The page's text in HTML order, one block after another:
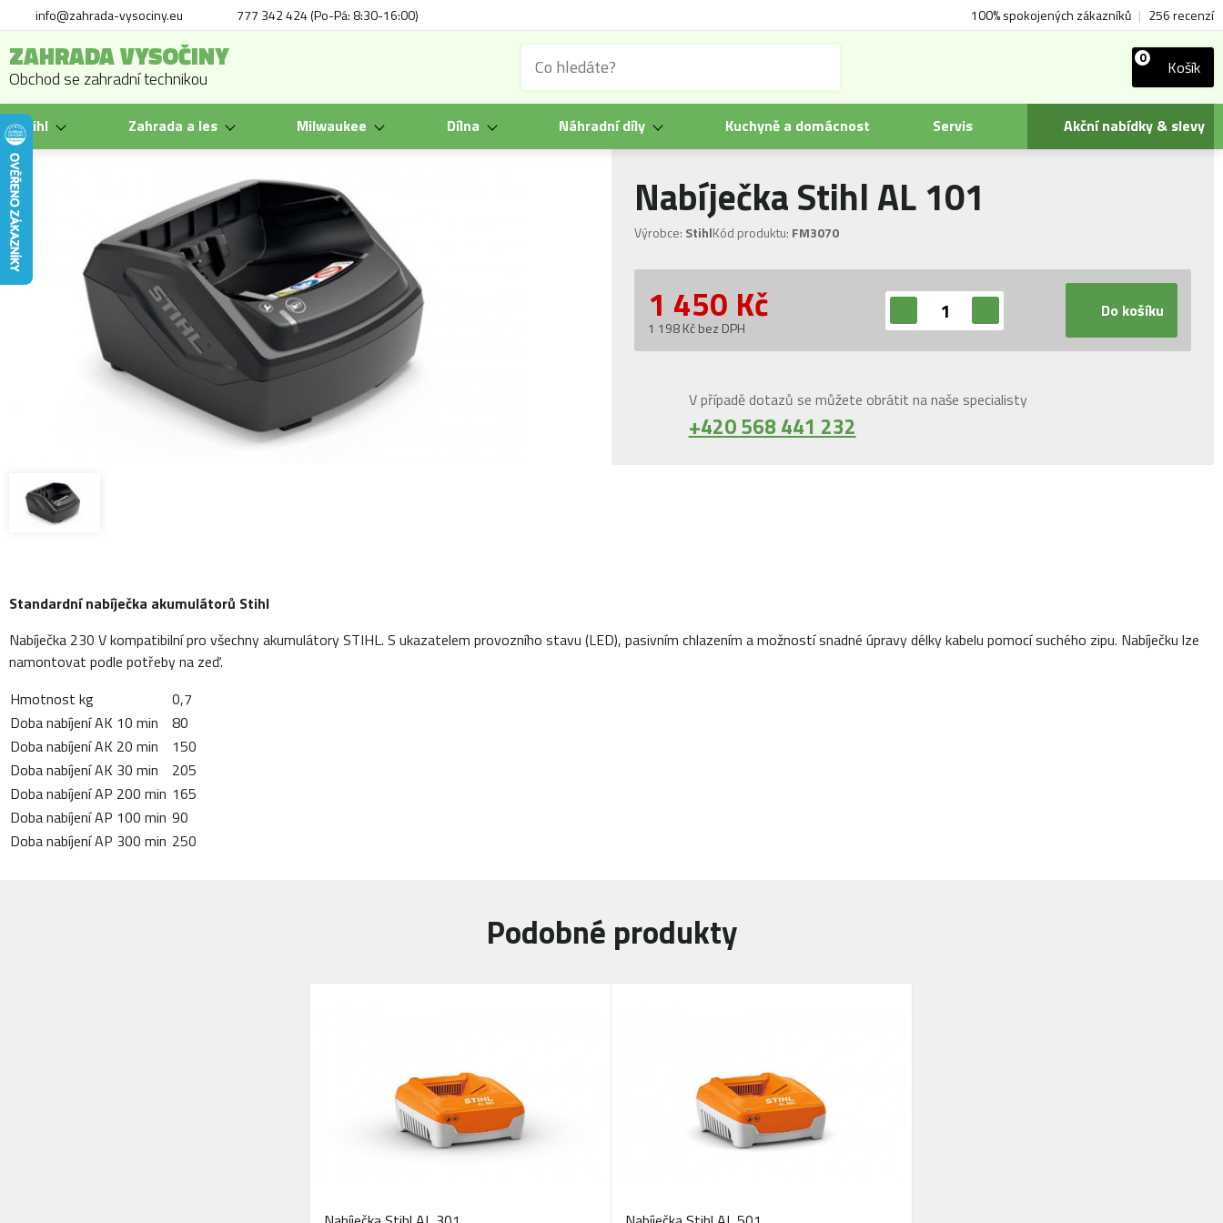
info@zahrada-vysociny.eu 777 342 424 (Po-Pá: 8:30-16:00) 100% spokojených zákazníků | 256 recenzí
ZAHRADA VYSOČINY
Obchod se zahradní technikou
0 Košík
Stihl Zahrada a les Milwaukee Dílna Náhradní díly Kuchyně a domácnost Servis Akční nabídky & slevy
Nabíječka Stihl AL 101
Výrobce: StihlKód produktu: FM3070
1 450 Kč
1 198 Kč bez DPH
Do košíku
V případě dotazů se můžete obrátit na naše specialisty
+420 568 441 232
Standardní nabíječka akumulátorů Stihl
Nabíječka 230 V kompatibilní pro všechny akumulátory STIHL. S ukazatelem provozního stavu (LED), pasivním chlazením a možností snadné úpravy délky kabelu pomocí suchého zipu. Nabíječku lze
namontovat podle potřeby na zeď.
Hmotnost kg
0,7
Doba nabíjení AK 10 min
80
Doba nabíjení AK 20 min
150
Doba nabíjení AK 30 min
205
Doba nabíjení AP 200 min 165
Doba nabíjení AP 100 min 90
Doba nabíjení AP 300 min 250
Podobné produkty